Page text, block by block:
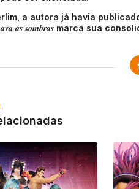
a autora já havia
as sombras marca sua